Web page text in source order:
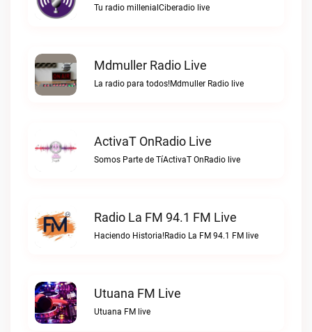
Tu radio millenialCiberadio live
Mdmuller Radio Live
La radio para todos!Mdmuller Radio live
ActivaT OnRadio Live
Somos Parte de TíActivaT OnRadio live
Radio La FM 94.1 FM Live
Haciendo Historia!Radio La FM 94.1 FM live
Utuana FM Live
Utuana FM live